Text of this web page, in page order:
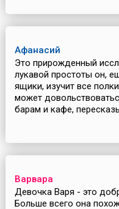
Афанасий
Это прирожденный
лукавой простоты он,
ящики, изучит все
может
барам и кафе,
Варвара
Девочка Варя - это
Больше всего она